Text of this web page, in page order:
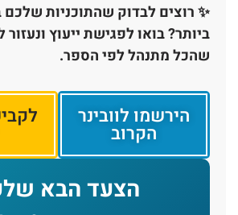
✨ רוצים לבדוק שהתוכניות
ביותר? בואו לפגישת ייעוץ ונעזור
שהכל מתנהל לפי הספר.
הירשמו לוובינר
הקרוב
הצעד הבא